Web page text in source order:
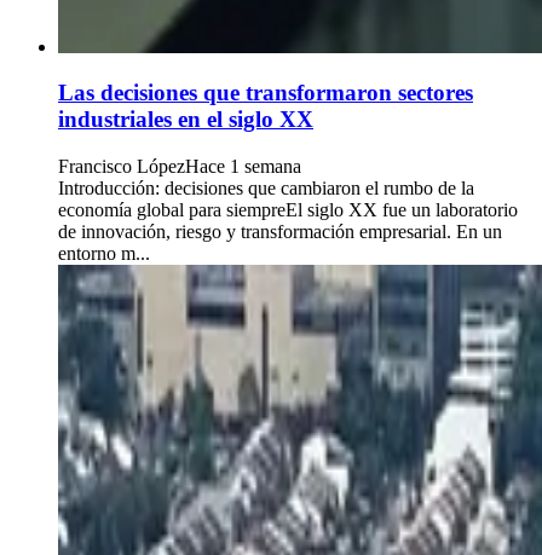
Las decisiones que transformaron sectores
industriales en el siglo XX
Francisco LópezHace 1 semana
Introducción: decisiones que cambiaron el rumbo de la
economía global para siempreEl siglo XX fue un laboratorio
de innovación, riesgo y transformación empresarial. En un
entorno m...